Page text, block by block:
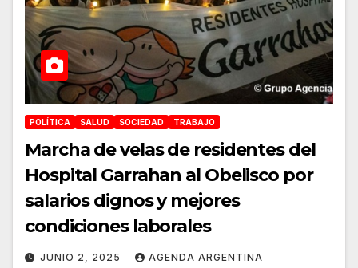
POLÍTICA SALUD SOCIEDAD TRABAJO
Marcha de velas de residentes del
Hospital Garrahan al Obelisco por
salarios dignos y mejores
condiciones laborales
JUNIO 2, 2025 AGENDA ARGENTINA